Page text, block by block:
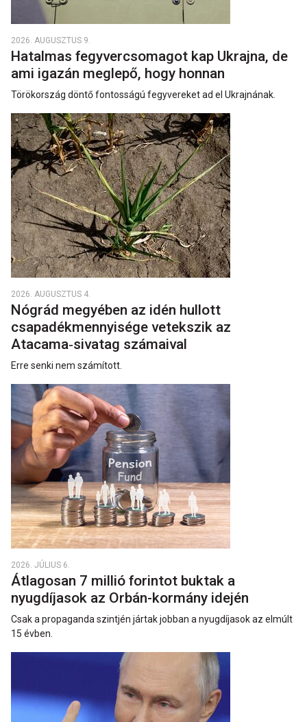
2026. AUGUSZTUS 9.
Hatalmas fegyvercsomagot kap Ukrajna, de
ami igazán meglepő, hogy honnan
Törökország döntő fontosságú fegyvereket ad el Ukrajnának.
2026. AUGUSZTUS 4.
Nógrád megyében az idén hullott
csapadékmennyisége vetekszik az
Atacama‑sivatag számaival
Erre senki nem számított.
2026. JÚLIUS 6.
Átlagosan 7 millió forintot buktak a
nyugdíjasok az Orbán-kormány idején
Csak a propaganda szintjén jártak jobban a nyugdíjasok az elmúlt
15 évben.